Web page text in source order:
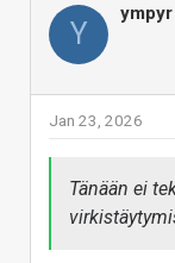
Y
ympyr
Jan 23, 2026
Tänään ei